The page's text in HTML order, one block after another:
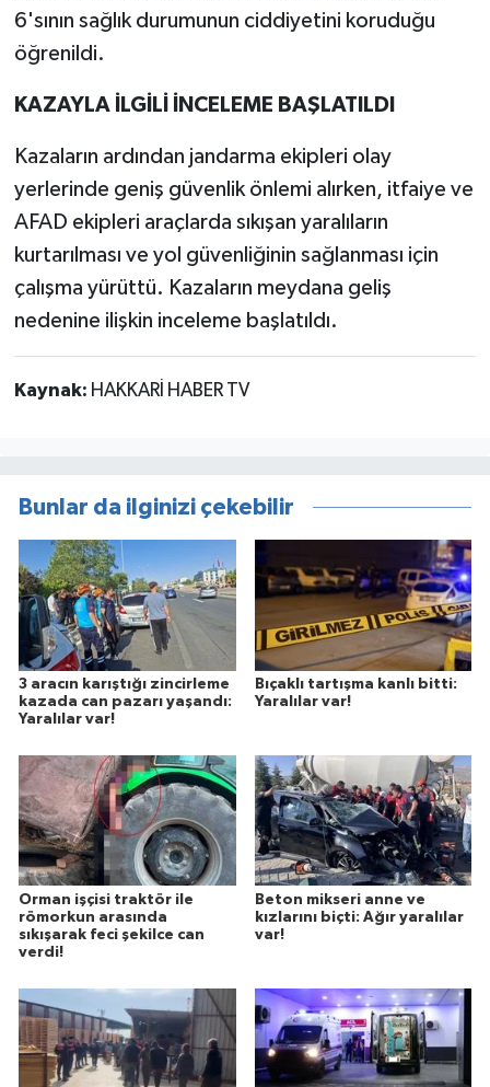
6'sının sağlık durumunun ciddiyetini koruduğu
öğrenildi.
KAZAYLA İLGİLİ İNCELEME BAŞLATILDI
Kazaların ardından jandarma ekipleri olay
yerlerinde geniş güvenlik önlemi alırken, itfaiye ve
AFAD ekipleri araçlarda sıkışan yaralıların
kurtarılması ve yol güvenliğinin sağlanması için
çalışma yürüttü. Kazaların meydana geliş
nedenine ilişkin inceleme başlatıldı.
Kaynak: HAKKARİ HABER TV
Bunlar da ilginizi çekebilir
3 aracın karıştığı zincirleme
kazada can pazarı yaşandı:
Yaralılar var!
Bıçaklı tartışma kanlı bitti:
Yaralılar var!
Orman işçisi traktör ile
römorkun arasında
sıkışarak feci şekilce can
verdi!
Beton mikseri anne ve
kızlarını biçti: Ağır yaralılar
var!